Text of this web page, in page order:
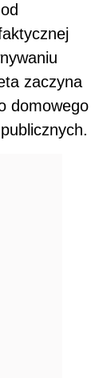
zaczyna
domowego